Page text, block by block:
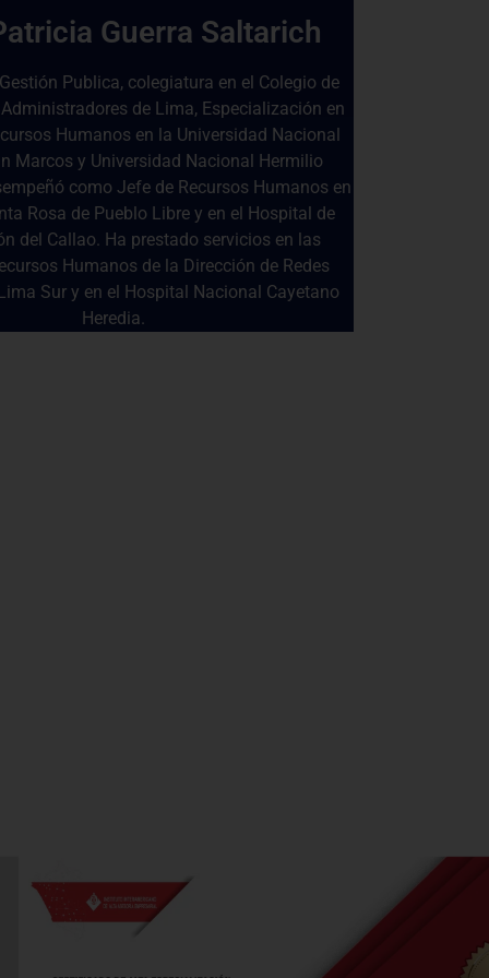
Guerra Saltarich
Publica, colegiatura en el Colegio de
de Lima, Especialización en
Humanos en la Universidad Nacional
Marcos y Universidad Nacional Hermilio
como Jefe de Recursos Humanos en
Rosa de Pueblo Libre y en el Hospital de
del Callao. Ha prestado servicios en las
Humanos de la Dirección de Redes
Sur y en el Hospital Nacional Cayetano
Heredia.